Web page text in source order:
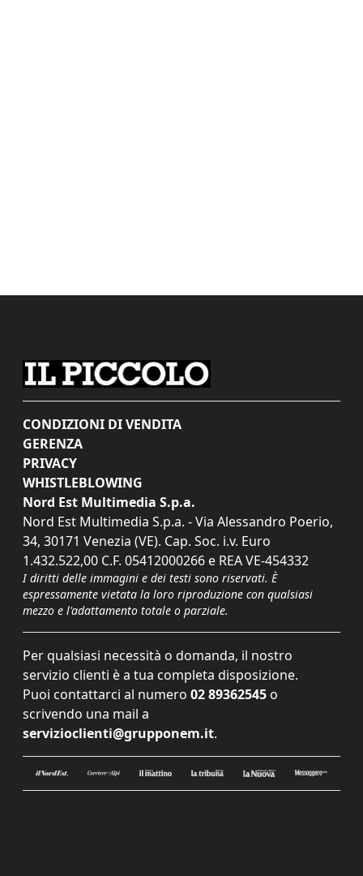
CONDIZIONI DI VENDITA
GERENZA
PRIVACY
WHISTLEBLOWING
Nord Est Multimedia S.p.a.
Nord Est Multimedia S.p.a. - Via Alessandro Poerio,
34, 30171 Venezia (VE). Cap. Soc. i.v. Euro
1.432.522,00 C.F. 05412000266 e REA VE-454332
I diritti delle immagini e dei testi sono riservati. È
espressamente vietata la loro riproduzione con qualsiasi
mezzo e l'adattamento totale o parziale.
Per qualsiasi necessità o domanda, il nostro
servizio clienti è a tua completa disposizione.
Puoi contattarci al numero 02 89362545 o
scrivendo una mail a
servizioclienti@grupponem.it.